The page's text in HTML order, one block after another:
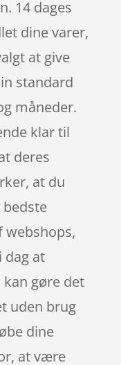
14 dages
dine varer,
at give
standard
måneder.
klar til
deres
at du
webshops,
dag at
gøre det
uden brug
dine
at være